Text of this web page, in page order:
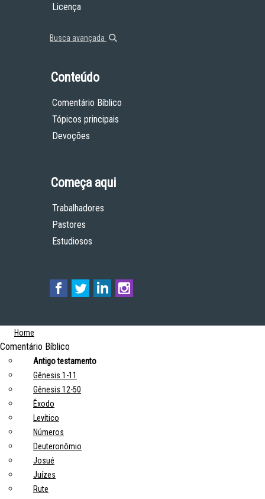
Licença
Busca avançada
Conteúdo
Comentário Bíblico
Tópicos principais
Devoções
Começa aqui
Trabalhadores
Pastores
Estudiosos
Home
Comentário Bíblico
Antigo testamento
Gênesis 1-11
Gênesis 12-50
Êxodo
Levítico
Números
Deuteronômio
Josué
Juízes
Rute